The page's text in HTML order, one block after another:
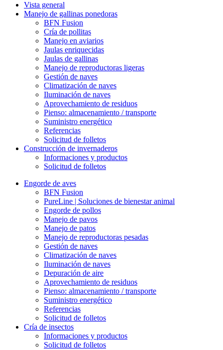
Vista general
Manejo de gallinas ponedoras
BFN Fusion
Cría de pollitas
Manejo en aviarios
Jaulas enriquecidas
Jaulas de gallinas
Manejo de reproductoras ligeras
Gestión de naves
Climatización de naves
Iluminación de naves
Aprovechamiento de residuos
Pienso: almacenamiento / transporte
Suministro energético
Referencias
Solicitud de folletos
Construcción de invernaderos
Informaciones y productos
Solicitud de folletos
Engorde de aves
BFN Fusion
PureLine | Soluciones de bienestar animal
Engorde de pollos
Manejo de pavos
Manejo de patos
Manejo de reproductoras pesadas
Gestión de naves
Climatización de naves
Iluminación de naves
Depuración de aire
Aprovechamiento de residuos
Pienso: almacenamiento / transporte
Suministro energético
Referencias
Solicitud de folletos
Cría de insectos
Informaciones y productos
Solicitud de folletos